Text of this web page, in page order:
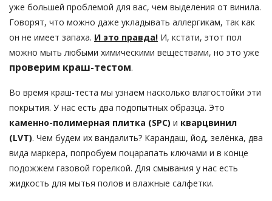
уже большей проблемой для вас, чем выделения от винила.
Говорят, что можно даже укладывать аллергикам, так как
он не имеет запаха. И это правда! И, кстати, этот пол
можно мыть любыми химическими веществами, но это уже
проверим краш-тестом.
Во время краш-теста мы узнаем насколько влагостойки эти
покрытия. У нас есть два подопытных образца. Это
каменно-полимерная плитка (SPC) и кварцвинил
(LVT). Чем будем их вандалить? Карандаш, йод, зелёнка, два
вида маркера, попробуем поцарапать ключами и в конце
подожжем газовой горелкой. Для смывания у нас есть
жидкость для мытья полов и влажные салфетки.